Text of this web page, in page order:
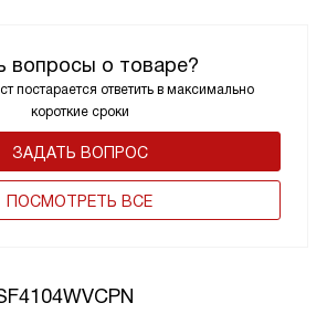
вопросы о товаре?
постарается ответить в максимально
короткие сроки
ЗАДАТЬ ВОПРОС
ПОCМОТРЕТЬ ВСЕ